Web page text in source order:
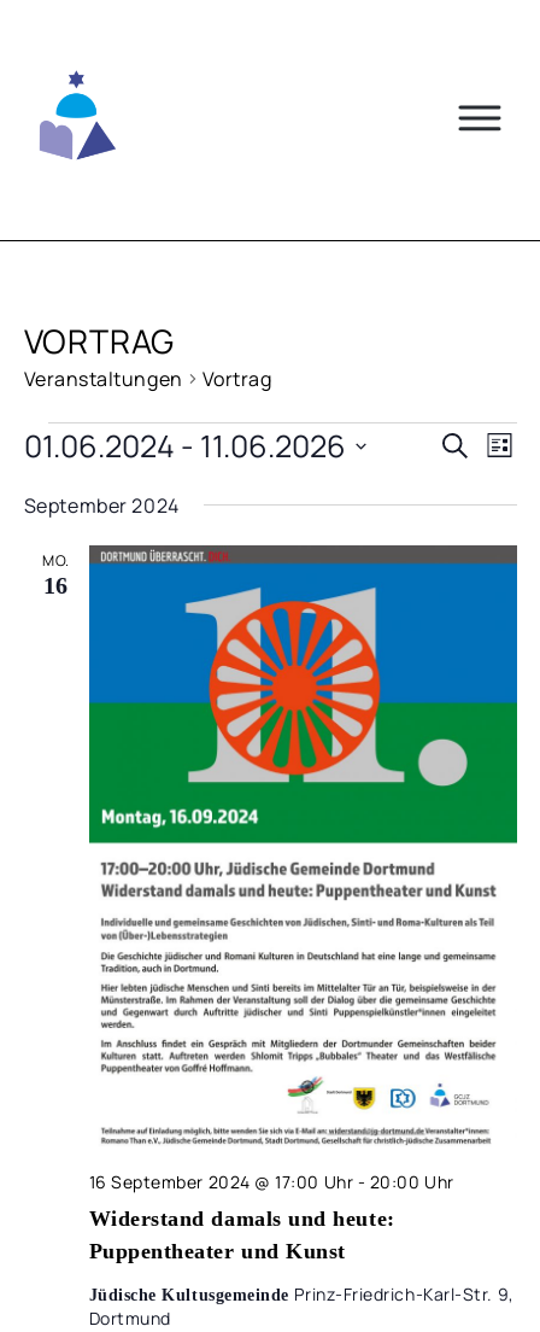
content
VORTRAG
Veranstaltungen Vortrag
VERANSTALTUNGEN
UND
Suche
Liste
01.06.2024 - 11.06.2026
wählen.
September 2024
MO.
16
Widerstand damals und heute:
Puppentheater und Kunst
16 September 2024 @ 17:00 Uhr - 20:00 Uhr
Jüdische Kultusgemeinde Prinz-Friedrich-Karl-Str. 9,
Dortmund